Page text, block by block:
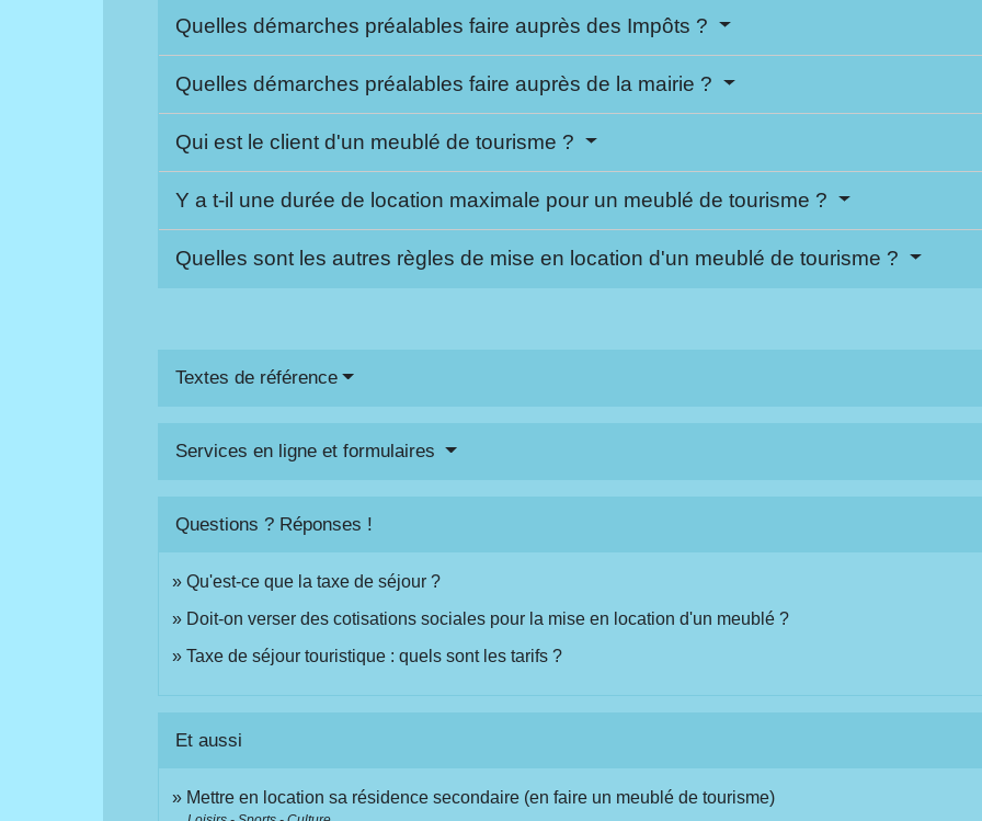
Quelles démarches préalables faire auprès des Impôts ?
Quelles démarches préalables faire auprès de la mairie ?
Qui est le client d'un meublé de tourisme ?
Y a t-il une durée de location maximale pour un meublé de tourisme ?
Quelles sont les autres règles de mise en location d'un meublé de tourisme ?
Textes de référence
Services en ligne et formulaires
Questions ? Réponses !
Qu'est-ce que la taxe de séjour ?
Doit-on verser des cotisations sociales pour la mise en location d'un meublé ?
Taxe de séjour touristique : quels sont les tarifs ?
Et aussi
Mettre en location sa résidence secondaire (en faire un meublé de tourisme)